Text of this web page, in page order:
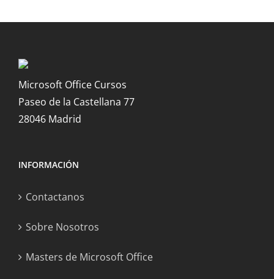
Microsoft Office Cursos
Paseo de la Castellana 77
28046 Madrid
INFORMACIÓN
Contactanos
Sobre Nosotros
Masters de Microsoft Office